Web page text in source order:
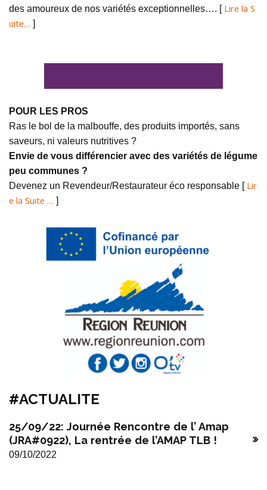
des amoureux de nos variétés exceptionnelles…. [ Lire la S
uite… ]
POUR LES PROS
Ras le bol de la malbouffe, des produits importés, sans
saveurs, ni valeurs nutritives ?
Envie de vous différencier avec des variétés de légume
peu communes ?
Devenez un Revendeur/Restaurateur éco responsable [ Lir
e la Suite … ]
#ACTUALITE
25/09/22: Journée Rencontre de l’ Amap
(JRA#0922), La rentrée de l’AMAP TLB !
09/10/2022